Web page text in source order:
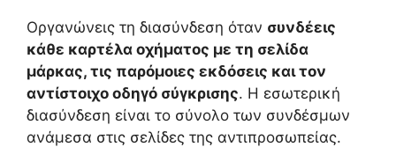
Οργανώνεις τη διασύνδεση όταν συνδέεις
κάθε καρτέλα οχήματος με τη σελίδα
μάρκας, τις παρόμοιες εκδόσεις και τον
αντίστοιχο οδηγό σύγκρισης. Η εσωτερική
διασύνδεση είναι το σύνολο των συνδέσμων
ανάμεσα στις σελίδες της αντιπροσωπείας.